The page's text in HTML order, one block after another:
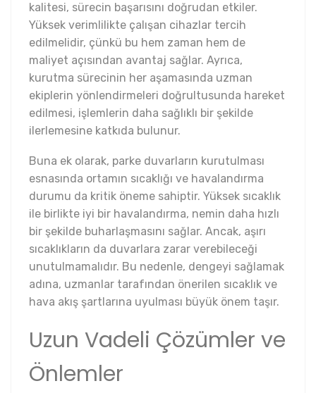
kalitesi, sürecin başarısını doğrudan etkiler.
Yüksek verimlilikte çalışan cihazlar tercih
edilmelidir, çünkü bu hem zaman hem de
maliyet açısından avantaj sağlar. Ayrıca,
kurutma sürecinin her aşamasında uzman
ekiplerin yönlendirmeleri doğrultusunda hareket
edilmesi, işlemlerin daha sağlıklı bir şekilde
ilerlemesine katkıda bulunur.
Buna ek olarak, parke duvarların kurutulması
esnasında ortamın sıcaklığı ve havalandırma
durumu da kritik öneme sahiptir. Yüksek sıcaklık
ile birlikte iyi bir havalandırma, nemin daha hızlı
bir şekilde buharlaşmasını sağlar. Ancak, aşırı
sıcaklıkların da duvarlara zarar verebileceği
unutulmamalıdır. Bu nedenle, dengeyi sağlamak
adına, uzmanlar tarafından önerilen sıcaklık ve
hava akış şartlarına uyulması büyük önem taşır.
Uzun Vadeli Çözümler ve
Önlemler